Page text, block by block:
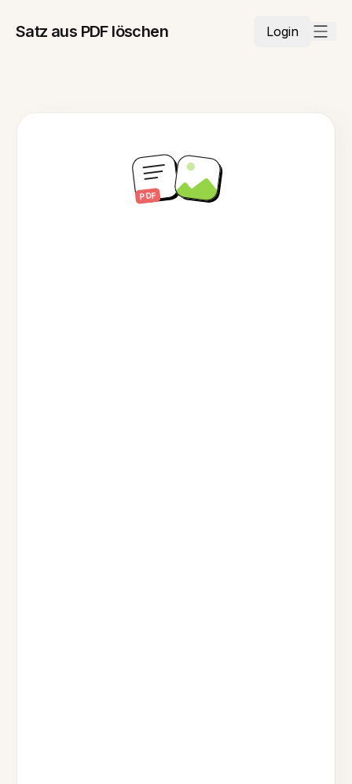
Satz aus PDF löschen Login